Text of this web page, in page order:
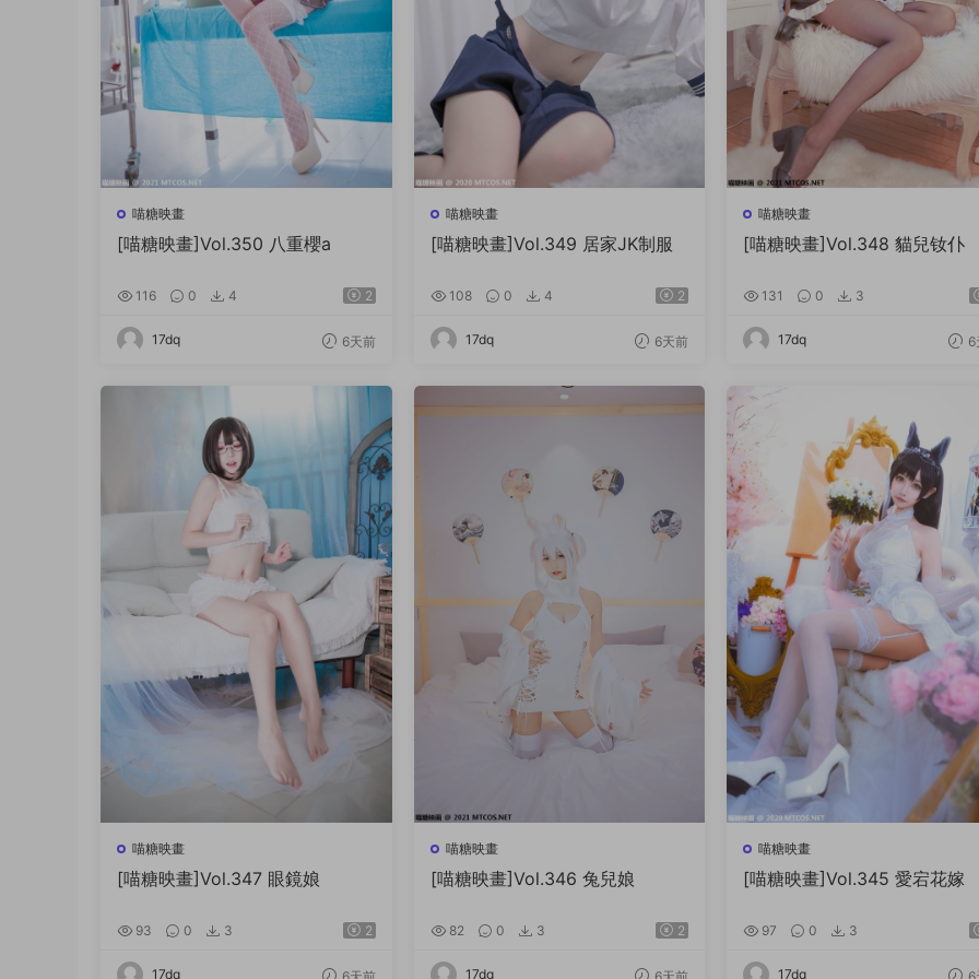
喵糖映畫
[喵糖映畫]Vol.350 八重櫻a
116 0 4 2
17dq 6天前
喵糖映畫
[喵糖映畫]Vol.349 居家JK制服
108 0 4 2
17dq 6天前
喵糖映畫
[喵糖映畫]Vol.348 貓兒钕仆
131 0 3
17dq 6
喵糖映畫
[喵糖映畫]Vol.347 眼鏡娘
93 0 3 2
17dq
喵糖映畫
[喵糖映畫]Vol.346 兔兒娘
82 0 3 2
17dq
喵糖映畫
[喵糖映畫]Vol.345 愛宕花嫁
97 0 3
17dq